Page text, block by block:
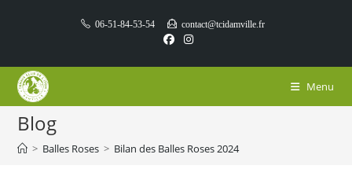
06-51-84-53-54 contact@tcidamville.fr
Menu
Blog
> Balles Roses > Bilan des Balles Roses 2024